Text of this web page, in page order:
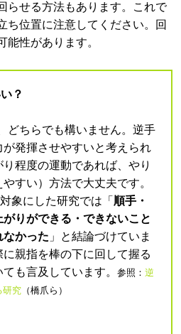
らせる方法もあります。これで
ち位置に注意してください。回
能性があります。
？
どちらでも構いません。逆手
発揮させやすいと考えられ
程度の運動であれば、やり
すい）方法で大丈夫です。
象にした研究では「 順手・
りができる・できないこと
なかった 」と結論づけていま
親指を棒の下に回して握る
も言及しています。 参照： 逆
研究 （橋爪ら）